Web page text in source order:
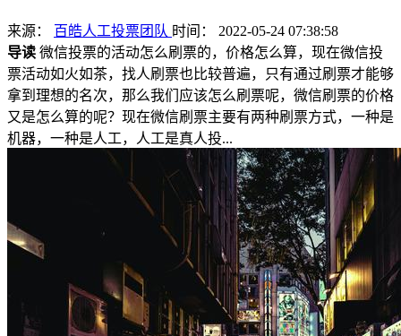
来源： 百皓人工投票团队 时间： 2022-05-24 07:38:58
导读 微信投票的活动怎么刷票的，价格怎么算，现在微信投
票活动如火如茶，找人刷票也比较普遍，只有通过刷票才能够
拿到理想的名次，那么我们应该怎么刷票呢，微信刷票的价格
又是怎么算的呢？现在微信刷票主要有两种刷票方式，一种是
机器，一种是人工，人工是真人投...